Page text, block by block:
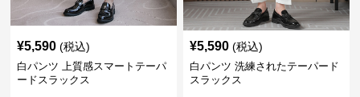
¥5,590 (税込)
白パンツ 上質感スマートテーパ
ードスラックス
¥5,590 (税込)
白パンツ 洗練されたテーパード
スラックス